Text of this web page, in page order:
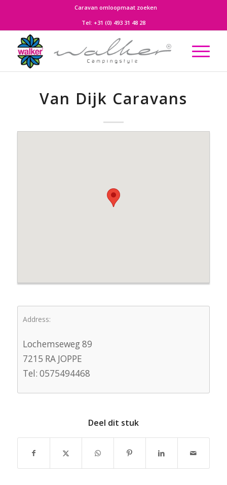
Caravan omloopmaat zoeken
Tel: +31 (0) 493 31 48 28
Van Dijk Caravans
Address:
Lochemseweg 89
7215 RA JOPPE
Tel: 0575494468
Deel dit stuk